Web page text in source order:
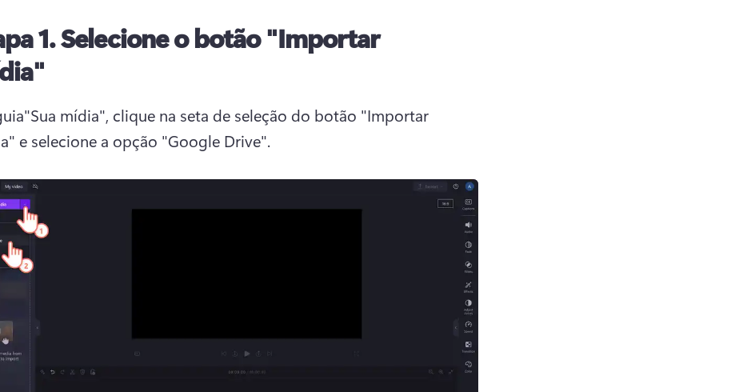
1. Selecione o botão "Importar
mídia", clique na seta de seleção do botão "Importar
e selecione a opção "Google Drive".